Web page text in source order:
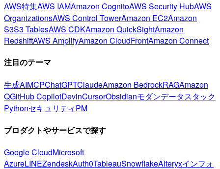
AWS特集AWS IAMAmazon CognitoAWS Security HubAWS
OrganizationsAWS Control TowerAmazon EC2Amazon
S3S3 TablesAWS CDKAmazon QuickSightAmazon
RedshiftAWS AmplifyAmazon CloudFrontAmazon Connect
注目のテーマ
生成AIMCPChatGPTClaudeAmazon BedrockRAGAmazon
QGitHub CopilotDevinCursorObsidianモダンデータスタック
PythonセキュリティPM
プロダクトやサービスで探す
Google CloudMicrosoft
AzureLINEZendeskAuth0TableauSnowflakeAlteryxインフォ